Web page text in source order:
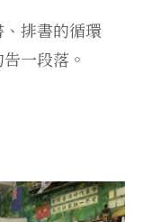
排書的循環
一段落。